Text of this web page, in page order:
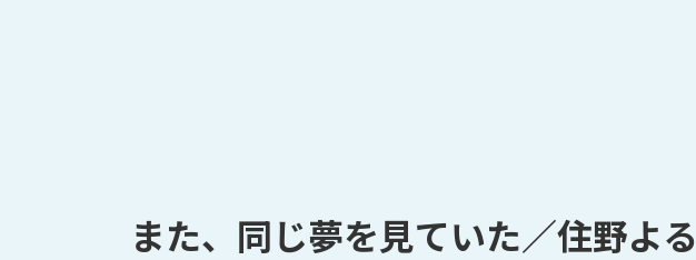
また、同じ夢を見ていた／住野よる